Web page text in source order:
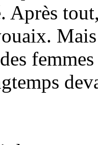
Après